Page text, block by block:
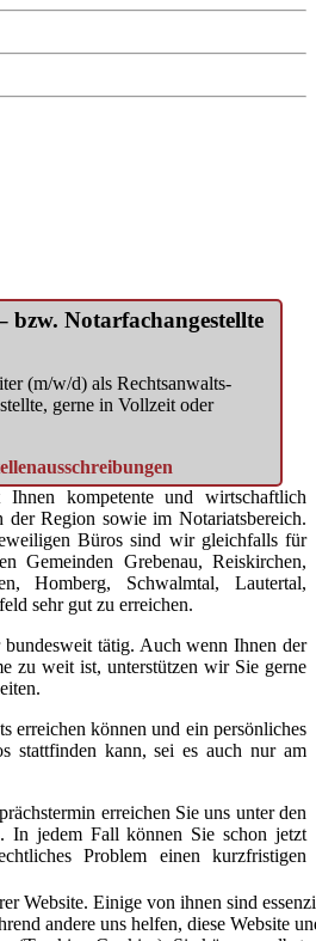
bzw. Notarfachangestellte
(m/w/d) als Rechtsanwalts-
gerne in Vollzeit oder
kompetente und wirtschaftlich
der Region sowie im Notariatsbereich.
Büros sind wir gleichfalls für
Gemeinden Grebenau, Reiskirchen,
Homberg, Schwalmtal, Lautertal,
sehr gut zu erreichen.
tätig. Auch wenn Ihnen der
zu weit ist, unterstützen wir Sie gerne
erreichen können und ein persönliches
stattfinden kann, sei es auch nur am
erreichen Sie uns unter den
In jedem Fall können Sie schon jetzt
Problem einen kurzfristigen
Website. Einige von ihnen sind
andere uns helfen, diese Website